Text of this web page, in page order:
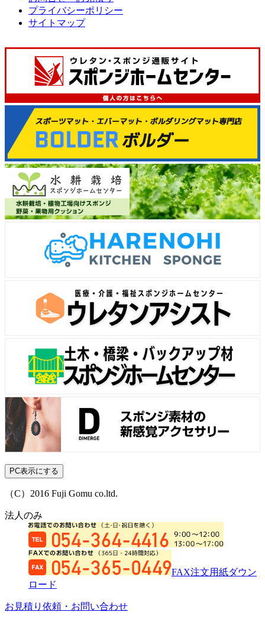
プライバシーポリシー
サイトマップ
PC表示にする
（C）2016 Fuji Gomu co.ltd.
法人のみ
FAX注文用紙ダウン
ロード
お見積り依頼・お問い合わせ